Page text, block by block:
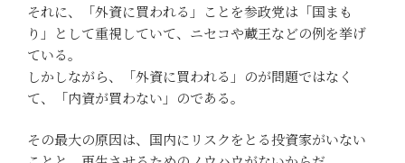
それに、「外資に買われる」ことを参政党は「国まも
り」として重視していて、ニセコや蔵王などの例を挙げ
ている。
しかしながら、「外資に買われる」のが問題ではなく
て、「内資が買わない」のである。
その最大の原因は、国内にリスクをとる投資家がいない